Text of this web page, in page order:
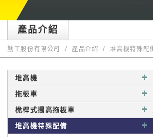
產品介紹
勤工股份有限公司 產品介紹 堆高機特殊配
堆高機
拖板車
桅桿式揚高拖板車
堆高機特殊配備